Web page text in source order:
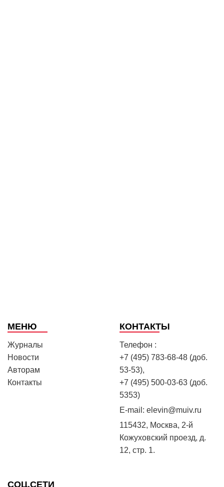
МЕНЮ
Журналы
Новости
Авторам
Контакты
КОНТАКТЫ
Телефон :
+7 (495) 783-68-48 (доб.
53-53),
+7 (495) 500-03-63 (доб.
5353)
E-mail: elevin@muiv.ru
115432, Москва, 2-й
Кожуховский проезд, д.
12, стр. 1.
СОЦ.СЕТИ